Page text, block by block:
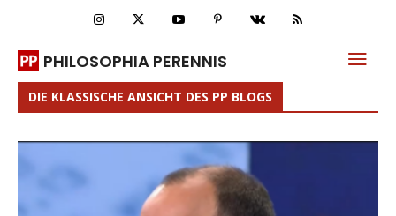
PHILOSOPHIA PERENNIS
DIE KLASSISCHE ANSICHT DES PP BLOGS